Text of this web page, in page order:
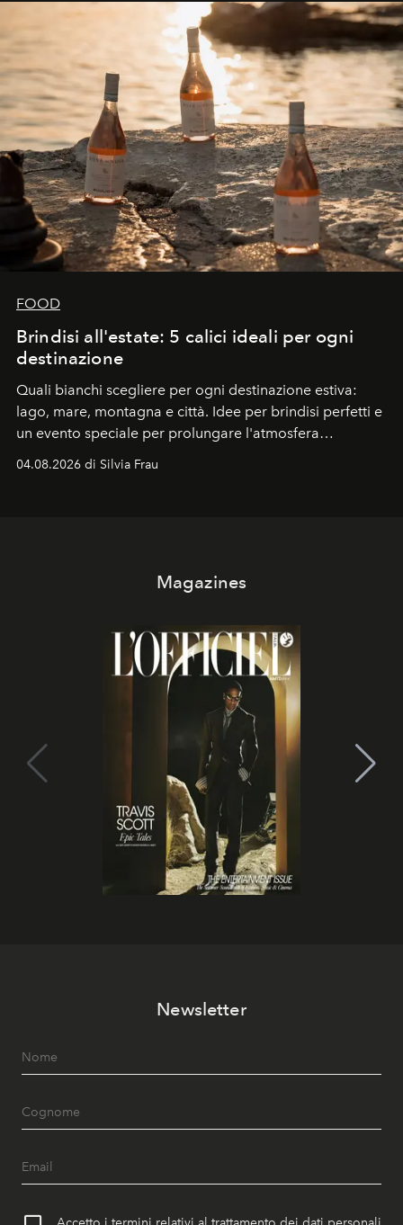
FOOD
Brindisi all'estate: 5 calici ideali per ogni
destinazione
Quali bianchi scegliere per ogni destinazione estiva:
lago, mare, montagna e città. Idee per brindisi perfetti e
un evento speciale per prolungare l'atmosfera
04.08.2026 di Silvia Frau
Magazines
Newsletter